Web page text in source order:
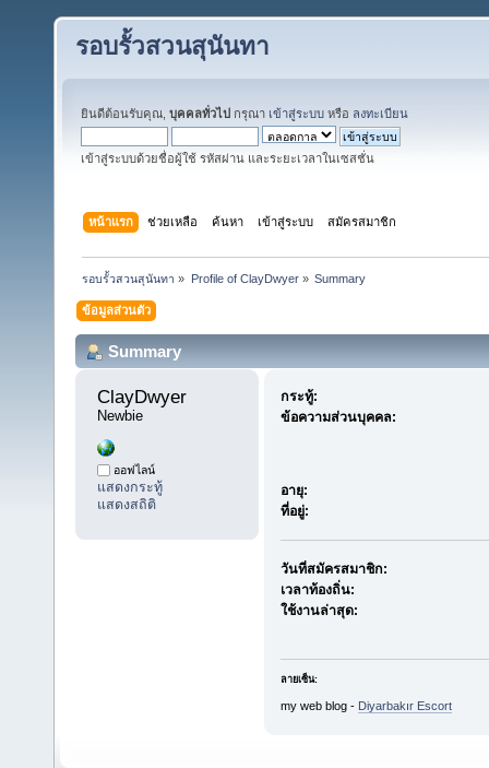
รอบรั้วสวนสุนันทา
ยินดีต้อนรับคุณ, บุคคลทั่วไป กรุณา เข้าสู่ระบบ หรือ ลงทะเบียน
เข้าสู่ระบบด้วยชื่อผู้ใช้ รหัสผ่าน และระยะเวลาในเซสชั่น
หน้าแรก ช่วยเหลือ ค้นหา เข้าสู่ระบบ สมัครสมาชิก
รอบรั้วสวนสุนันทา » Profile of ClayDwyer» Summary
ข้อมูลส่วนตัว
Summary
ClayDwyer
Newbie
ออฟไลน์
แสดงกระทู้
แสดงสถิติ
กระทู้:
ข้อความส่วนบุคคล:
อายุ:
ที่อยู่:
วันที่สมัครสมาชิก:
เวลาท้องถิ่น:
ใช้งานล่าสุด:
ลายเซ็น:
my web blog - Diyarbakır Escort